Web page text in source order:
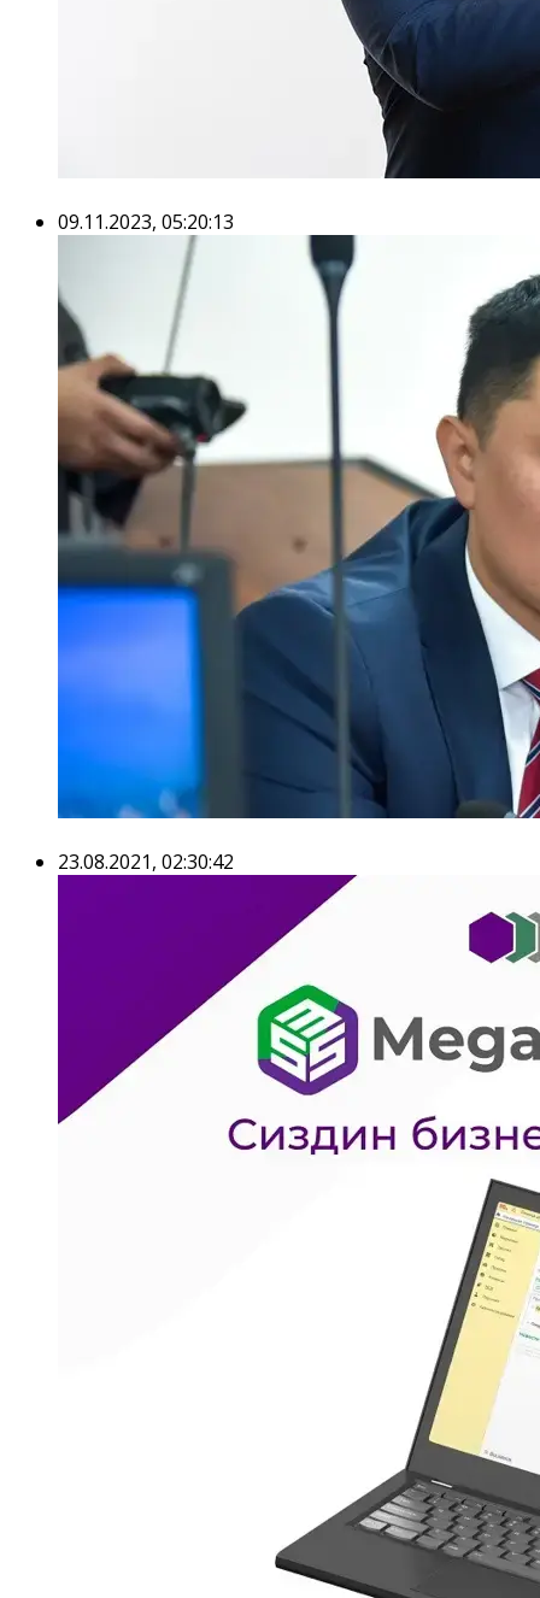
09.11.2023, 05:20:13
23.08.2021, 02:30:42